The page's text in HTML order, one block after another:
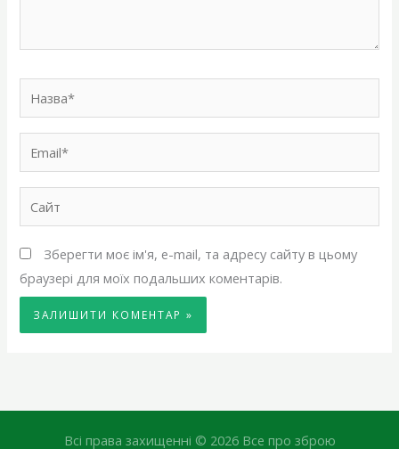
Сайт
Зберегти моє ім'я, e-mail, та адресу сайту в цьому
браузері для моїх подальших коментарів.
Всі права захищенні © 2026 Все про зброю